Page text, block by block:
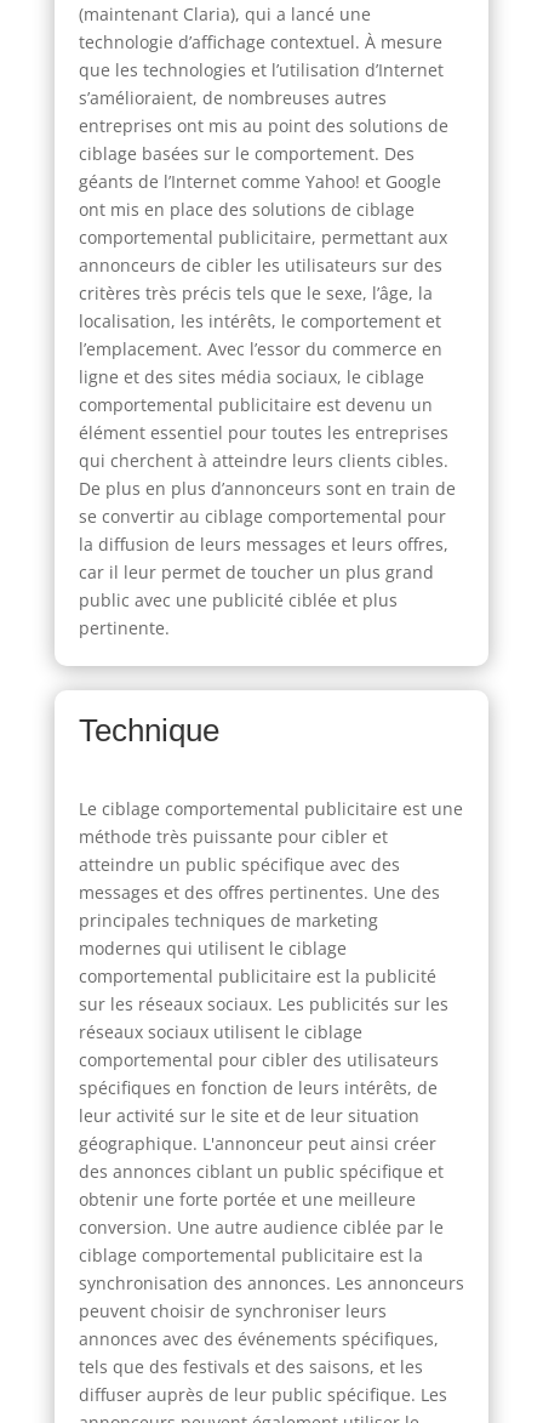
(maintenant Claria), qui a lancé une
technologie d’affichage contextuel. À mesure
que les technologies et l’utilisation d’Internet
s’amélioraient, de nombreuses autres
entreprises ont mis au point des solutions de
ciblage basées sur le comportement. Des
géants de l’Internet comme Yahoo! et Google
ont mis en place des solutions de ciblage
comportemental publicitaire, permettant aux
annonceurs de cibler les utilisateurs sur des
critères très précis tels que le sexe, l’âge, la
localisation, les intérêts, le comportement et
l’emplacement. Avec l’essor du commerce en
ligne et des sites média sociaux, le ciblage
comportemental publicitaire est devenu un
élément essentiel pour toutes les entreprises
qui cherchent à atteindre leurs clients cibles.
De plus en plus d’annonceurs sont en train de
se convertir au ciblage comportemental pour
la diffusion de leurs messages et leurs offres,
car il leur permet de toucher un plus grand
public avec une publicité ciblée et plus
pertinente.
Technique
Le ciblage comportemental publicitaire est une
méthode très puissante pour cibler et
atteindre un public spécifique avec des
messages et des offres pertinentes. Une des
principales techniques de marketing
modernes qui utilisent le ciblage
comportemental publicitaire est la publicité
sur les réseaux sociaux. Les publicités sur les
réseaux sociaux utilisent le ciblage
comportemental pour cibler des utilisateurs
spécifiques en fonction de leurs intérêts, de
leur activité sur le site et de leur situation
géographique. L'annonceur peut ainsi créer
des annonces ciblant un public spécifique et
obtenir une forte portée et une meilleure
conversion. Une autre audience ciblée par le
ciblage comportemental publicitaire est la
synchronisation des annonces. Les annonceurs
peuvent choisir de synchroniser leurs
annonces avec des événements spécifiques,
tels que des festivals et des saisons, et les
diffuser auprès de leur public spécifique. Les